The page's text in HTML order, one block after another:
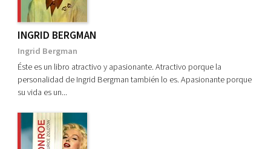
INGRID BERGMAN
Ingrid Bergman
Éste es un libro atractivo y apasionante. Atractivo porque la
personalidad de Ingrid Bergman también lo es. Apasionante porque
su vida es un...